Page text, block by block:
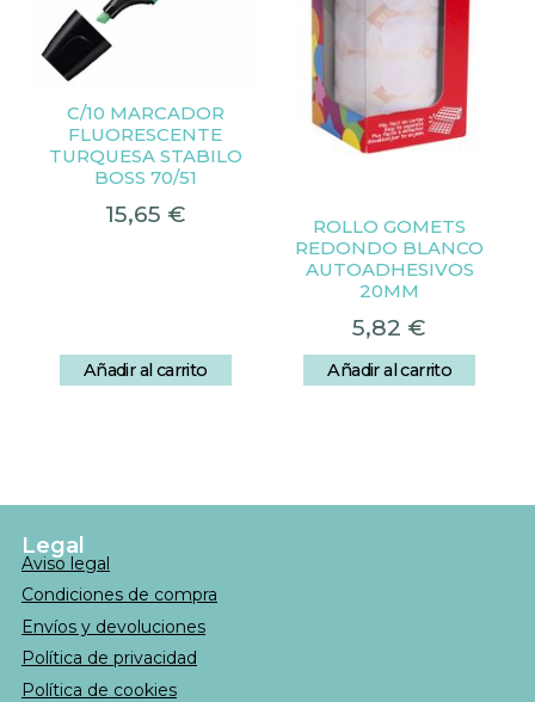
C/10 MARCADOR
FLUORESCENTE
TURQUESA STABILO
BOSS 70/51
15,65 €
Añadir al carrito
ROLLO GOMETS
REDONDO BLANCO
AUTOADHESIVOS
20MM
5,82 €
Añadir al carrito
Legal
Aviso legal
Condiciones de compra
Envíos y devoluciones
Política de privacidad
Política de cookies